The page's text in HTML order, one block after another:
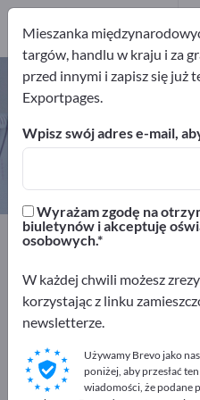
Gazy medyczne
producentów i
Exportpages
Medycyna i
Reklamuj się
Exportpages!
Szukaj – Oferty – Towary
>> zacznij tutaj
Mieszanka
targów, handlu w kraju i za
przed innymi i zapisz się już
Exportpages.
Wpisz swój adres e-mail,
Wyrażam zgodę na
biuletynów i akceptuję
osobowych.
W każdej chwili możesz
korzystając z linku
newsletterze.
Używamy Brevo jako
poniżej, aby przesłać
wiadomości, że podane